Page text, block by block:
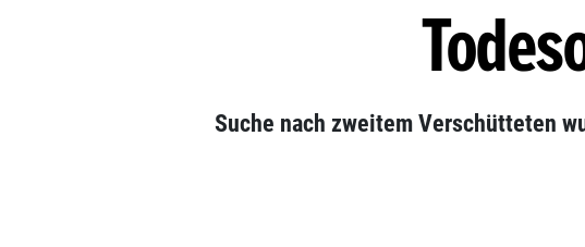
Suche nach zweitem Verschütteten